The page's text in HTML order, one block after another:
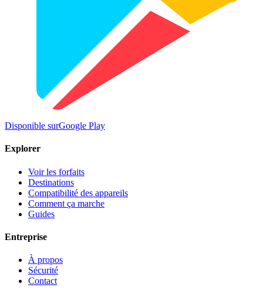
Disponible surGoogle Play
Explorer
Voir les forfaits
Destinations
Compatibilité des appareils
Comment ça marche
Guides
Entreprise
À propos
Sécurité
Contact